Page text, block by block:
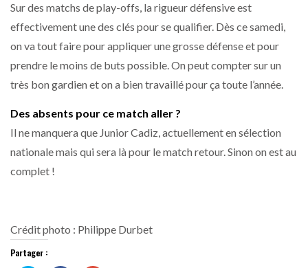
Sur des matchs de play-offs, la rigueur défensive est
effectivement une des clés pour se qualifier. Dès ce samedi,
on va tout faire pour appliquer une grosse défense et pour
prendre le moins de buts possible. On peut compter sur un
très bon gardien et on a bien travaillé pour ça toute l’année.
Des absents pour ce match aller ?
Il ne manquera que Junior Cadiz, actuellement en sélection
nationale mais qui sera là pour le match retour. Sinon on est au
complet !
Crédit photo : Philippe Durbet
Partager :